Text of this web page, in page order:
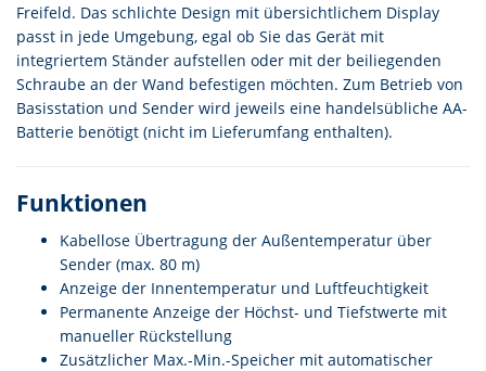
Freifeld. Das schlichte Design mit übersichtlichem Display
passt in jede Umgebung, egal ob Sie das Gerät mit
integriertem Ständer aufstellen oder mit der beiliegenden
Schraube an der Wand befestigen möchten. Zum Betrieb von
Basisstation und Sender wird jeweils eine handelsübliche AA-
Batterie benötigt (nicht im Lieferumfang enthalten).
Funktionen
Kabellose Übertragung der Außentemperatur über
Sender (max. 80 m)
Anzeige der Innentemperatur und Luftfeuchtigkeit
Permanente Anzeige der Höchst- und Tiefstwerte mit
manueller Rückstellung
Zusätzlicher Max.-Min.-Speicher mit automatischer